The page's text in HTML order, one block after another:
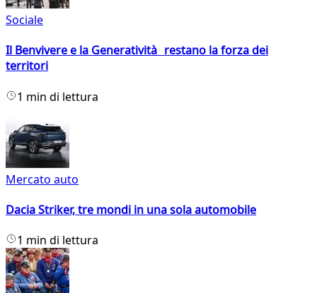
Sociale
Il Benvivere e la Generatività restano la forza dei
territori
1 min di lettura
Mercato auto
Dacia Striker, tre mondi in una sola automobile
1 min di lettura